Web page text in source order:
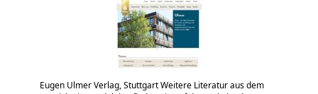
Eugen Ulmer Verlag, Stuttgart Weitere Literatur aus dem